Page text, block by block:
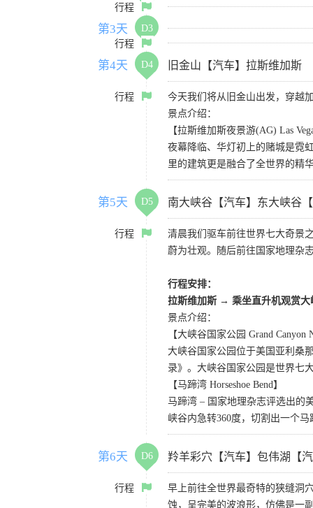
行程
第3天
D3
行程
第4天 D4 旧金山【汽车】拉斯维加斯
行程
今天我们将从旧金山出发，穿越
景点介绍：
【拉斯维加斯夜景游(AG) Las
夜幕降临、华灯初上的赌城是霓
里的建筑更是融合了全世界的精
第5天 D5 南大峡谷【汽车】东大峡谷
行程
清晨我们驱车前往世界七大奇景
蔚为壮观。随后前往国家地理杂
行程安排：
拉斯维加斯 → 乘坐直升机观赏大
景点介绍：
【大峡谷国家公园 Grand Canyon
大峡谷国家公园位于美国亚利桑
录》。大峡谷国家公园是世界七
【马蹄湾 Horseshoe Bend】
马蹄湾 – 国家地理杂志评选出的
峡谷内急转360度，切割出一个
第6天 D6 羚羊彩穴【汽车】包伟湖【
行程
早上前往全世界最奇特的狭缝洞
蚀，呈完美的波浪形，仿佛是一